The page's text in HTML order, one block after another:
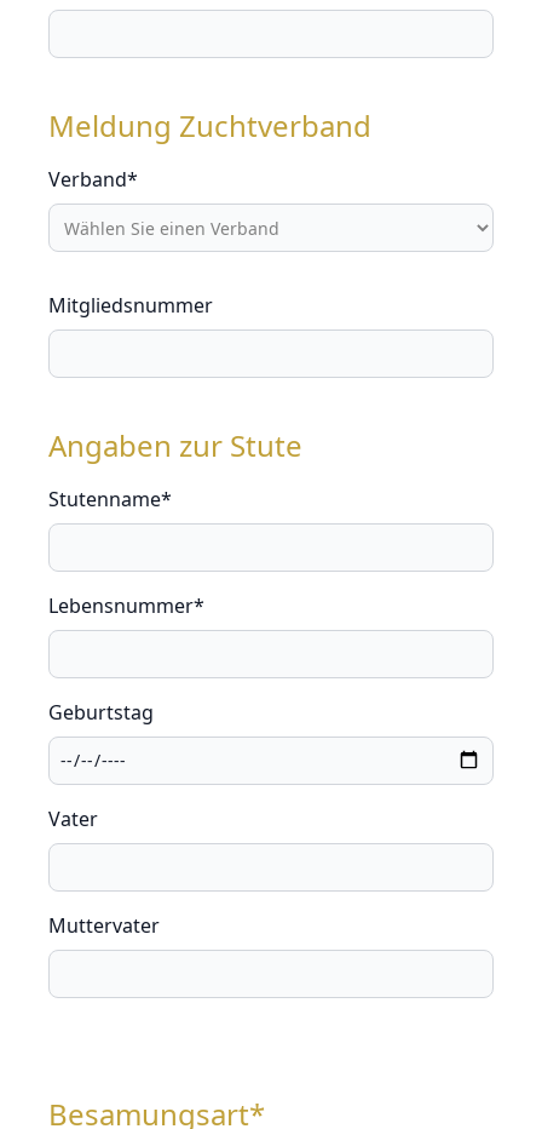
Meldung Zuchtverband
Verband*
Mitgliedsnummer
Angaben zur Stute
Stutenname*
Lebensnummer*
Geburtstag
Vater
Muttervater
Besamungsart*